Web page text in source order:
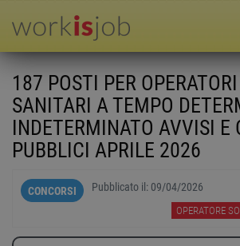
187 POSTI PER
SANITARI A TEMPO
INDETERMINATO AVVISI E
PUBBLICI APRILE 2026
CONCORSI Pubblicato il: 09/04/2026
OPERATORE